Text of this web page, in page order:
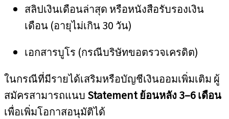
สลิปเงินเดือนล่าสุด หรือหนังสือรับรองเงิน
เดือน (อายุไม่เกิน 30 วัน)
เอกสารบูโร (กรณีบริษัทขอตรวจเครดิต)
ในกรณีที่มีรายได้เสริมหรือบัญชีเงินออมเพิ่มเติม ผู้
สมัครสามารถแนบ Statement ย้อนหลัง 3–6 เดือน
เพื่อเพิ่มโอกาสอนุมัติได้